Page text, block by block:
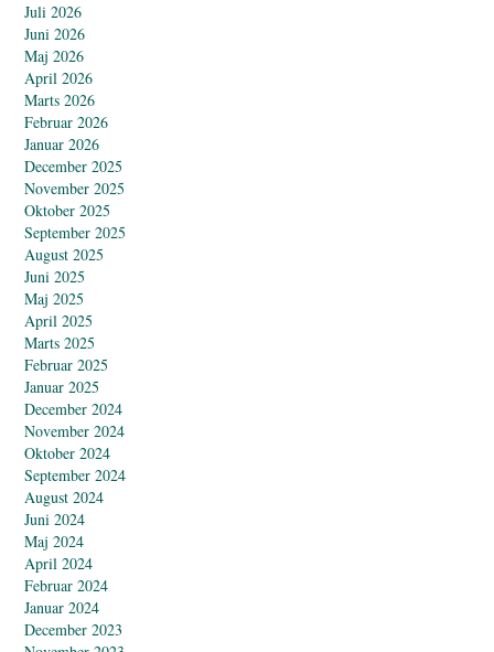
Juli 2026
Juni 2026
Maj 2026
April 2026
Marts 2026
Februar 2026
Januar 2026
December 2025
November 2025
Oktober 2025
September 2025
August 2025
Juni 2025
Maj 2025
April 2025
Marts 2025
Februar 2025
Januar 2025
December 2024
November 2024
Oktober 2024
September 2024
August 2024
Juni 2024
Maj 2024
April 2024
Februar 2024
Januar 2024
December 2023